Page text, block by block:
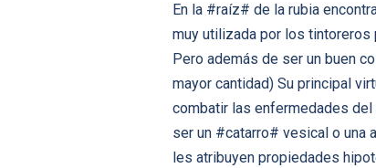
En la #raíz# de la rubia
muy utilizada por los tintoreros
Pero además de ser un buen
mayor cantidad) Su principal
combatir las enfermedades
ser un #catarro# vesical o una
les atribuyen propiedades